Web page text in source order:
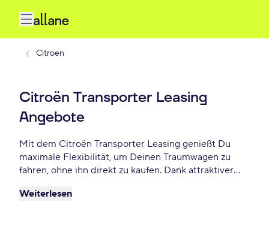
Citroen
Citroën Transporter Leasing
Angebote
Mit dem Citroën Transporter Leasing genießt Du
maximale Flexibilität, um Deinen Traumwagen zu
fahren, ohne ihn direkt zu kaufen. Dank attraktiver
monatlichen Raten bietet Citroën Transporter
Weiterlesen